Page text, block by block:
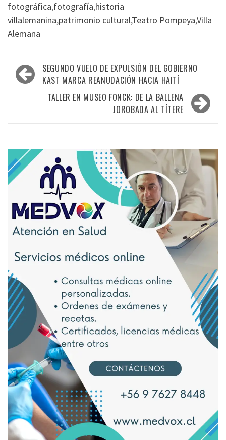
fotográfica,fotografía,historia
villalemanina,patrimonio cultural,Teatro Pompeya,Villa
Alemana
SEGUNDO VUELO DE EXPULSIÓN DEL GOBIERNO
KAST MARCA REANUDACIÓN HACIA HAITÍ
TALLER EN MUSEO FONCK: DE LA BALLENA
JOROBADA AL TÍTERE